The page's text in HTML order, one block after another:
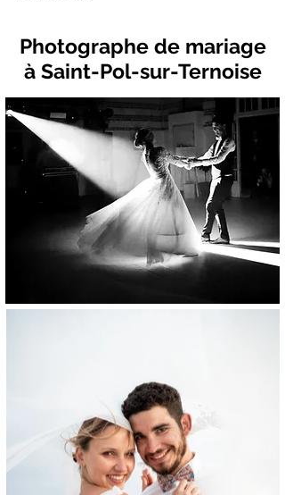
Photographe de mariage
à Saint-Pol-sur-Ternoise